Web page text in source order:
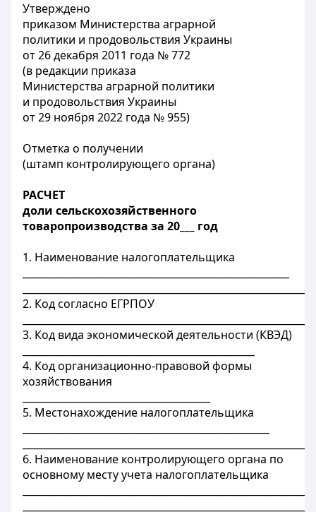
Утверждено
приказом Министерства аграрной
политики и продовольствия Украины
от 26 декабря 2011 года № 772
(в редакции приказа
Министерства аграрной политики
и продовольствия Украины
от 29 ноября 2022 года № 955)
Отметка о получении
(штамп контролирующего органа)
РАСЧЕТ
доли сельскохозяйственного
товаропроизводства за 20___ год
1. Наименование налогоплательщика
2. Код согласно ЕГРПОУ
3. Код вида экономической деятельности (КВЭД)
4. Код организационно-правовой формы
хозяйствования
5. Местонахождение налогоплательщика
6. Наименование контролирующего органа по
основному месту учета налогоплательщика